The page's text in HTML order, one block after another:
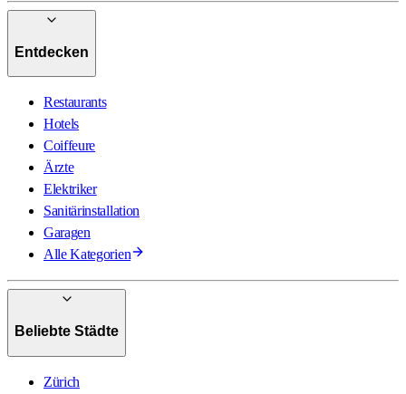
Entdecken
Restaurants
Hotels
Coiffeure
Ärzte
Elektriker
Sanitärinstallation
Garagen
Alle Kategorien
Beliebte Städte
Zürich